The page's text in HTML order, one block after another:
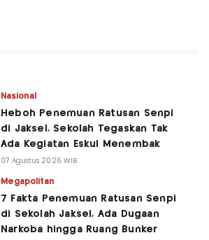
Nasional
Heboh Penemuan Ratusan Senpi
di Jaksel, Sekolah Tegaskan Tak
Ada Kegiatan Eskul Menembak
07 Agustus 2026 WIB
Megapolitan
7 Fakta Penemuan Ratusan Senpi
di Sekolah Jaksel, Ada Dugaan
Narkoba hingga Ruang Bunker